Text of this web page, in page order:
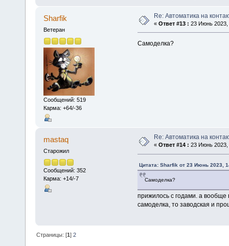
Sharfik
Ветеран
Сообщений: 519
Карма: +64/-36
Re: Автоматика на
« Ответ #13 : 23 Июнь 2023,
Самоделка?
mastaq
Старожил
Сообщений: 352
Карма: +14/-7
Re: Автоматика на
« Ответ #14 : 23 Июнь 2023,
Цитата: Sharfik от 23 Июнь 2023,
Самоделка?
прижилось с годами. а вообще
самоделка, то заводская и
Страницы: [1]2